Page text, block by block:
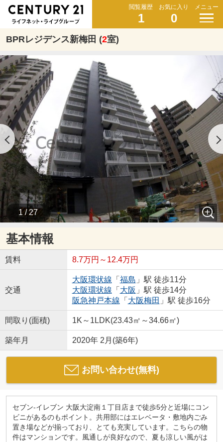
閲覧履歴
1
お気に入り
0
メニュー
BPRレジデンス新梅田 (2室)
1 / 27
基本情報
賃料 8.7万円～12.4万円
交通
大阪環状線 「 福島 」駅 徒歩11分
大阪環状線 「 大阪 」駅 徒歩14分
阪急神戸本線 「 大阪梅田 」駅 徒歩16分
間取り(面積) 1K～1LDK(23.43㎡～34.66㎡)
築年月 2020年 2月(築6年)
お問い合わせ(無料)
セブン-イレブン 大阪大淀南１丁目店まで徒歩5分と近場にコン
ビニがあるのもポイント。共用部にはエレベータ・敷地内ごみ
置き場などが揃っており、とても充実しています。こちらの物
件はマンションです。風通しが良好なので、夏も涼しい風がは